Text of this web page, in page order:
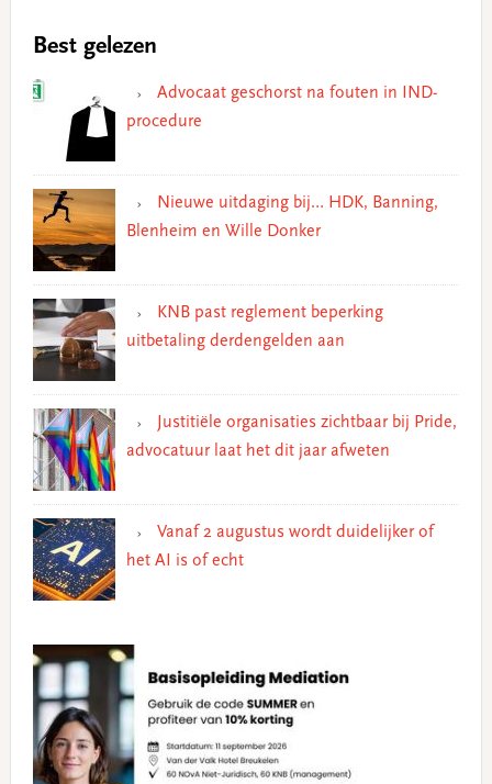
Best gelezen
Advocaat geschorst na fouten in IND-
procedure
Nieuwe uitdaging bij… HDK, Banning,
Blenheim en Wille Donker
KNB past reglement beperking
uitbetaling derdengelden aan
Justitiële organisaties zichtbaar bij Pride,
advocatuur laat het dit jaar afweten
Vanaf 2 augustus wordt duidelijker of
het AI is of echt